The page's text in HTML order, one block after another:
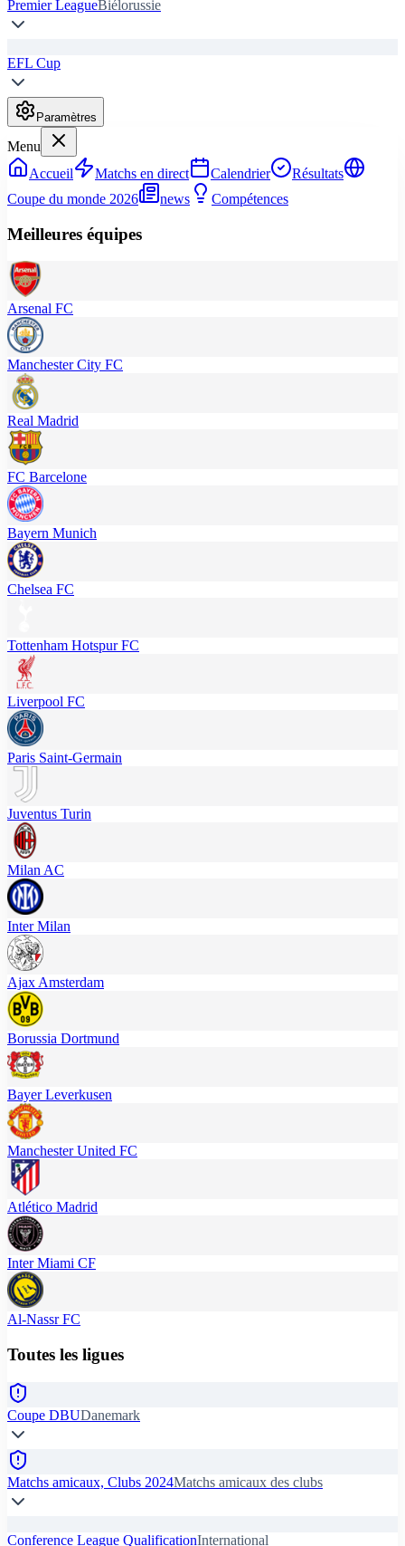
Premier LeagueBiélorussie
EFL Cup
Paramètres
Menu
Accueil
Matchs en direct Calendrier
Résultats
Coupe du monde 2026
news Compétences
Meilleures équipes
Arsenal FC
Manchester City FC
Real Madrid
FC Barcelone
Bayern Munich
Chelsea FC
Tottenham Hotspur FC
Liverpool FC
Paris Saint-Germain
Juventus Turin
Milan AC
Inter Milan
Ajax Amsterdam
Borussia Dortmund
Bayer Leverkusen
Manchester United FC
Atlético Madrid
Inter Miami CF
Al-Nassr FC
Toutes les ligues
Coupe DBUDanemark
Matchs amicaux, Clubs 2024Matchs amicaux des clubs
Conference League QualificationInternational